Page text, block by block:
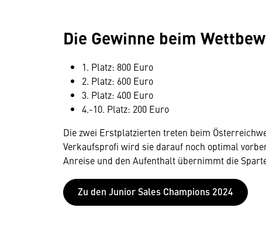
Die Gewinne beim
1. Platz: 800 Euro
2. Platz: 600 Euro
3. Platz: 400 Euro
4.-10. Platz: 200 Euro
Die zwei Erstplatzierten treten beim
Verkaufsprofi wird sie darauf noch optimal
Anreise und den Aufenthalt übernimmt die
Zu den Junior Sales Champions 2024